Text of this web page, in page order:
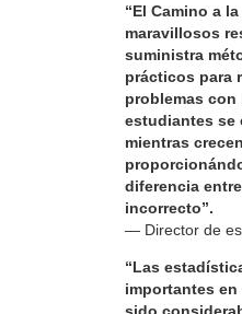
“El Camino a
maravillosos
suministra
prácticos para
problemas con
estudiantes se
mientras
diferencia
incorrecto”.
— Director de
“Las
importantes en